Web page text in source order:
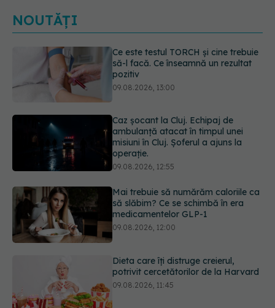
NOUTĂȚI
Caz șocant la Cluj. Echipaj de
ambulanță atacat în timpul unei
misiuni în Cluj. Șoferul a ajuns la
Mai trebuie să numărăm caloriile ca
să slăbim? Ce se schimbă în era
medicamentelor GLP-1
09.08.2026, 12:00
Dieta care îți distruge creierul,
potrivit cercetătorilor de la Harvard
09.08.2026, 11:45
Cum folosești uleiul esențial de
rozmarin pentru a opri căderea